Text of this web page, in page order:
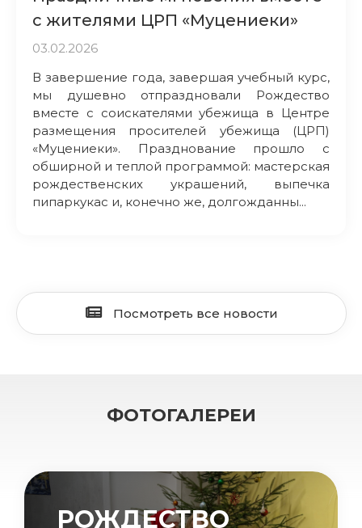
с жителями ЦРП «Муцениеки»
03.02.2026
В завершение года, завершая учебный курс,
мы душевно отпраздновали Рождество
вместе с соискателями убежища в Центре
размещения просителей убежища (ЦРП)
«Муцениеки». Празднование прошло с
обширной и теплой программой: мастерская
рождественских украшений, выпечка
пипаркукас и, конечно же, долгожданны...
Посмотреть все новости
ФОТОГАЛЕРЕИ
РОЖДЕСТВО